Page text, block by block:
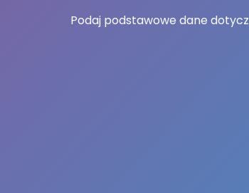
Podaj podstawowe dane